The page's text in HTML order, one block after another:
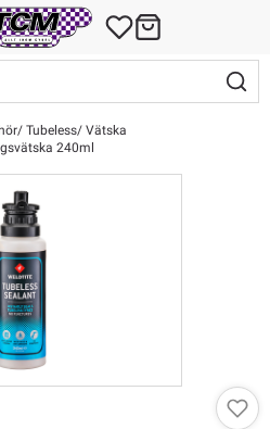
Tubeless Vätska
240ml